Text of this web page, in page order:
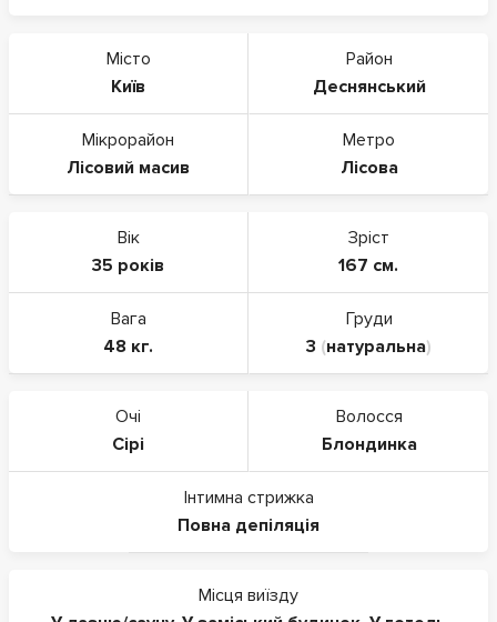
Місто
Київ
Район
Деснянський
Мікрорайон
Лісовий масив
Метро
Лісова
Вік
35 років
Зріст
167 см.
Вага
48 кг.
Груди
3 (натуральна)
Очі
Сірі
Волосся
Блондинка
Інтимна стрижка
Повна депіляція
Місця виїзду